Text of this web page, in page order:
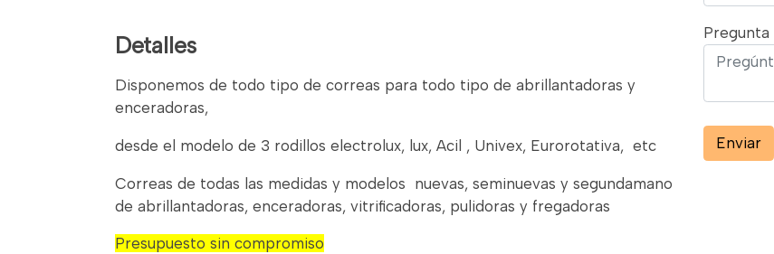
Detalles
Disponemos de todo tipo de correas para todo tipo de abrillantadoras y
enceradoras,
desde el modelo de 3 rodillos electrolux, lux, Acil , Univex, Eurorotativa, etc
Correas de todas las medidas y modelos nuevas, seminuevas y segundamano
de abrillantadoras, enceradoras, vitrificadoras, pulidoras y fregadoras
Presupuesto sin compromiso
Pregunta
Enviar